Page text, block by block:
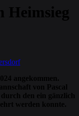
Heimsieg
angekommen.
von Pascal
den ein gänzlich
werden konnte.